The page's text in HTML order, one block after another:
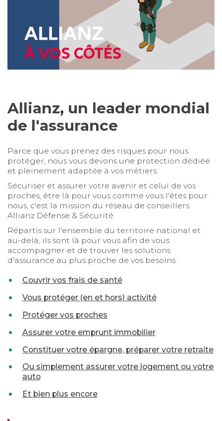
Allianz, un leader mondial
de l'assurance
Parce que vous prenez des risques pour nous
protéger, nous vous devons une protection dédiée
et pleinement adaptée à vos métiers.
Sécuriser et assurer votre avenir et celui de vos
proches, être là pour vous comme vous l'êtes pour
nous, c'est la mission du réseau de conseillers
Allianz Défense & Sécurité.
Répartis sur l'ensemble du territoire national et
au-delà, ils sont là pour vous afin de vous
accompagner et de trouver les solutions
d'assurance au plus proche de vos besoins :
Couvrir vos frais de santé
Vous protéger (en et hors) activité
Protéger vos proches
Assurer votre emprunt immobilier
Constituer votre épargne, préparer votre retraite
Ou simplement assurer votre logement ou votre
auto
Et bien plus encore